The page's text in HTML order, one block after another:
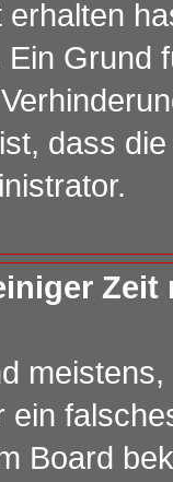
Grund
dass
ein
Board